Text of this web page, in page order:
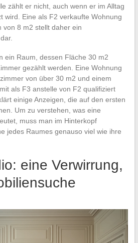
zählt er nicht, auch wenn er im Alltag
wird. Eine als F2 verkaufte Wohnung
von 8 m2 stellt daher ein
ein Raum, dessen Fläche 30 m2
gezählt werden. Eine Wohnung
von über 30 m2 und einem
als F3 anstelle von F2 qualifiziert
einige Anzeigen, die auf den ersten
Um zu verstehen, was eine
muss man im Hinterkopf
jedes Raumes genauso viel wie ihre
eine Verwirrung,